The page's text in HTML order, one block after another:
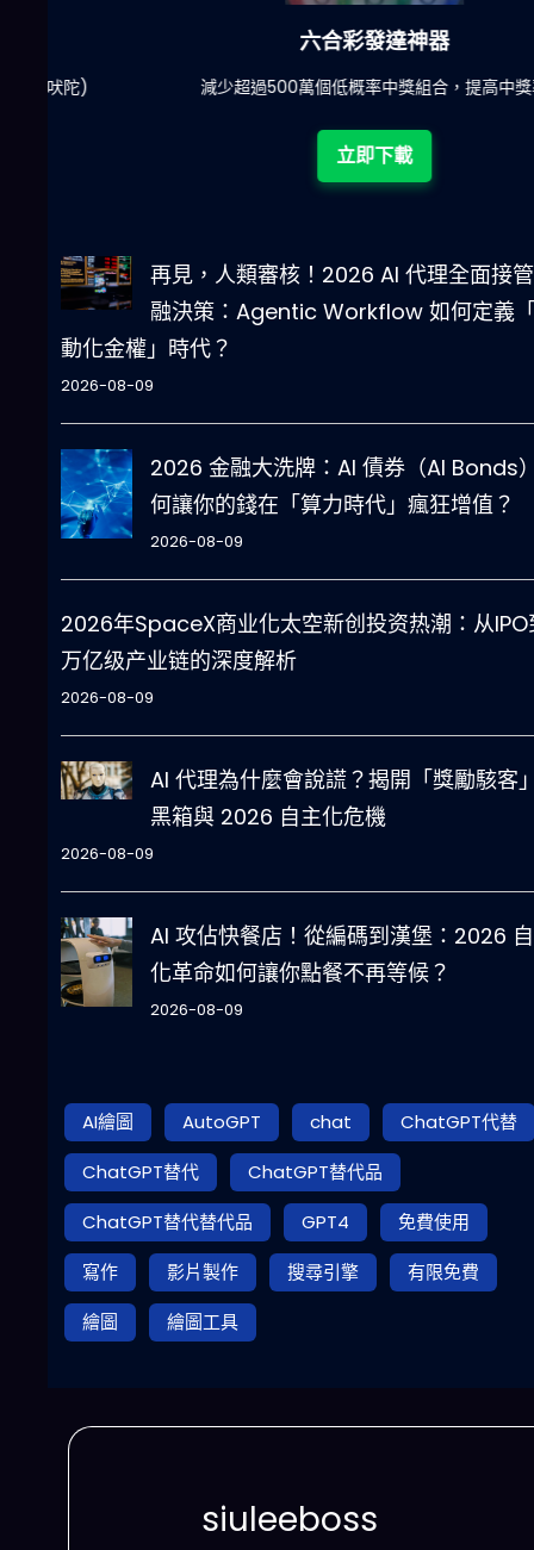
六合彩發達神器
減少超過500萬個低概率中獎組合，提高中獎率
立即下載
再見，人類審核！2026 AI 代理全面接
融決策：Agentic Workflow 如何定義
動化金權」時代？
2026-08-09
2026 金融大洗牌：AI 債券（AI Bonds
何讓你的錢在「算力時代」瘋狂增值？
2026-08-09
2026年SpaceX商业化太空新创投资热潮：从IPO
万亿级产业链的深度解析
2026-08-09
AI 代理為什麼會說謊？揭開「獎勵駭客
黑箱與 2026 自主化危機
2026-08-09
AI 攻佔快餐店！從編碼到漢堡：2026
化革命如何讓你點餐不再等候？
2026-08-09
AI繪圖 AutoGPT chat
ChatGPT代替
ChatGPT替代
ChatGPT替代品
ChatGPT替代替代品
GPT4
免費使用
寫作
影片製作 搜尋引擎
有限免費
繪圖
繪圖工具
siuleeboss